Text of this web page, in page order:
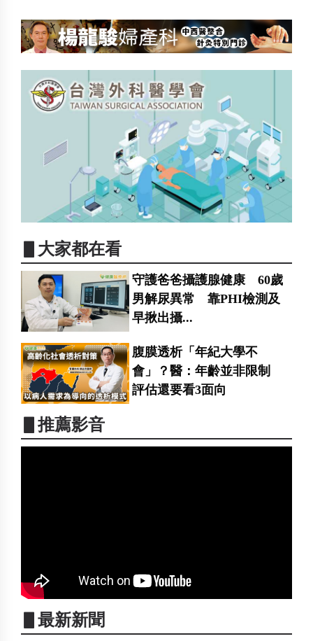
▋大家都在看
守護爸爸攝護腺健康 60歲
男解尿異常 靠PHI檢測及
早揪出攝...
腹膜透析「年紀大學不
會」？醫：年齡並非限制
評估還要看3面向
▋推薦影音
▋最新新聞